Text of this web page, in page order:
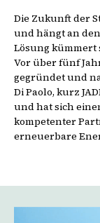
Die Zukunft der
und hängt an
Lösung kümmert
Vor über fünf
gegründet und
Di Paolo, kurz
und hat sich
kompetenter
erneuerbare